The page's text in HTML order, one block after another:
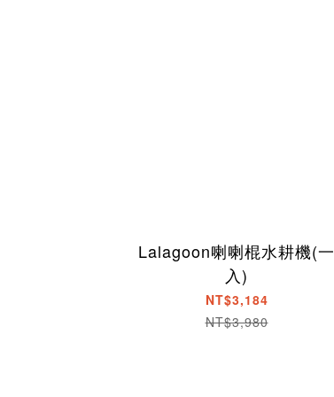
Lalagoon喇喇棍水耕機(一
入)
NT$3,184
NT$3,980